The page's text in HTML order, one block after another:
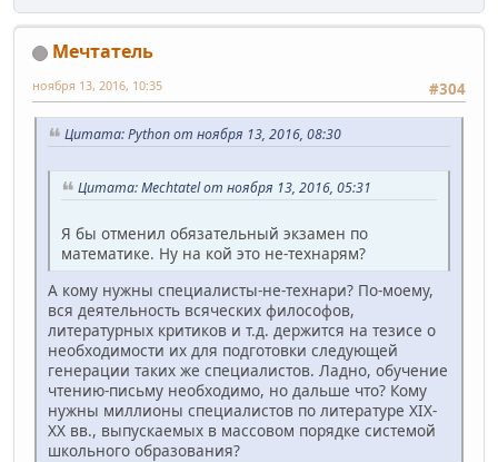
Мечтатель
#304
ноября 13, 2016, 10:35
Цитата: Python от ноября 13, 2016, 08:30
Цитата: Mechtatel от ноября 13, 2016, 05:31
Я бы отменил обязательный экзамен по
математике. Ну на кой это не-технарям?
А кому нужны специалисты-не-технари? По-моему,
вся деятельность всяческих философов,
литературных критиков и т.д. держится на тезисе о
необходимости их для подготовки следующей
генерации таких же специалистов. Ладно, обучение
чтению-письму необходимо, но дальше что? Кому
нужны миллионы специалистов по литературе ХІХ-
ХХ вв., выпускаемых в массовом порядке системой
школьного образования?